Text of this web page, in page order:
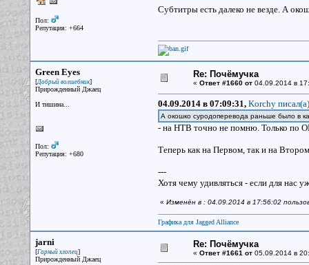
Пол:
Репутация: +664
Субтитры есть далеко не везде. А
Green Eyes
[Добрый волшебник]
Прирожденный Джаец
И тишина...
Пол:
Репутация: +680
Re: Почёмучка
« Ответ #1660 от04.09.2014 в
04.09.2014 в 07:09:31, Korchy писал(a)
А окошко суродоперевода раньше было в
- на НТВ точно не помню. Только по
Теперь как на Первом, так и на
---
Хотя чему удивляться - если для нас
« Изменён в : 04.09.2014 в 17:56:02
Графика для Jagged Alliance
jarni
[Гарный хлопец]
Прирожденный Джаец
Re: Почёмучка
« Ответ #1661 от05.09.2014 в